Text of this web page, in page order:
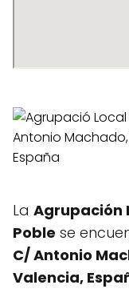
La Agrupación
Poble se
C/ Antonio
Valencia,